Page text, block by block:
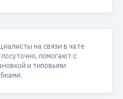
на связи в чате
помогают с
и типовыми